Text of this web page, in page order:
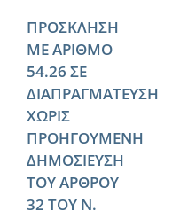
ΠΡΟΣΚΛΗΣΗ
ΜΕ ΑΡΙΘΜΟ
54.26 ΣΕ
ΔΙΑΠΡΑΓΜΑΤΕΥΣΗ
ΧΩΡΙΣ
ΠΡΟΗΓΟΥΜΕΝΗ
ΔΗΜΟΣΙΕΥΣΗ
ΤΟΥ ΑΡΘΡΟΥ
32 ΤΟΥ Ν.